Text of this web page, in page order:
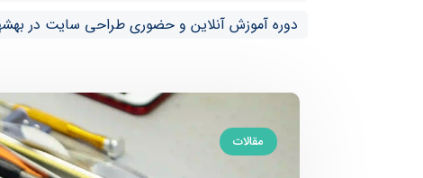
دوره آموزش آنلاین و حضوری طراحی سایت در
مقالات